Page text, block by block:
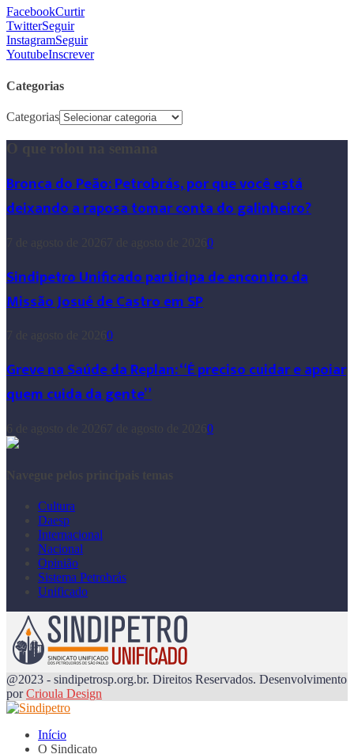
FacebookCurtir
TwitterSeguir
InstagramSeguir
YoutubeInscrever
Categorias
Categorias
O que rolou na semana
Bronca do Peão: Petrobrás, por que você está
deixando a raposa tomar conta do galinheiro?
0
Sindipetro Unificado participa de encontro da
Missão Josué de Castro em SP
0
Greve na Saúde da Replan: “É preciso cuidar e apoiar
quem cuida da gente”
0
Navegue pelos principais temas
Cultura
Daesp
Internacional
Nacional
Opinião
Sistema Petrobrás
Unificado
@2023 - sindipetrosp.org.br. Direitos Reservados. Desenvolvimento
porCrioula Design
Início
O Sindicato